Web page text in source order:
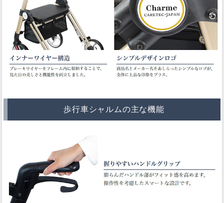
歩行車シャルムの主な機能